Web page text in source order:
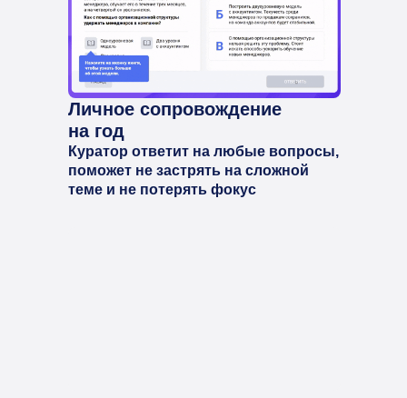
Личное сопровождение
на год
Куратор ответит на любые вопросы,
поможет не застрять на сложной
теме и не потерять фокус